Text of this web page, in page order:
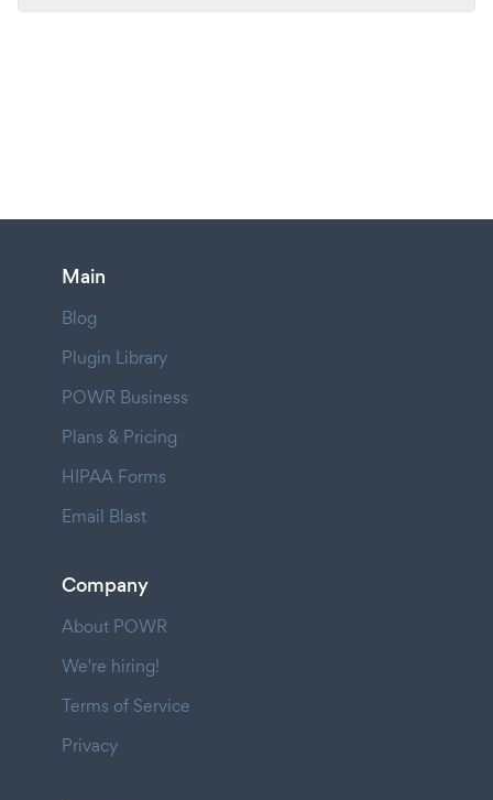
Main
Blog
Plugin Library
POWR Business
Plans & Pricing
HIPAA Forms
Email Blast
Company
About POWR
We're hiring!
Terms of Service
Privacy